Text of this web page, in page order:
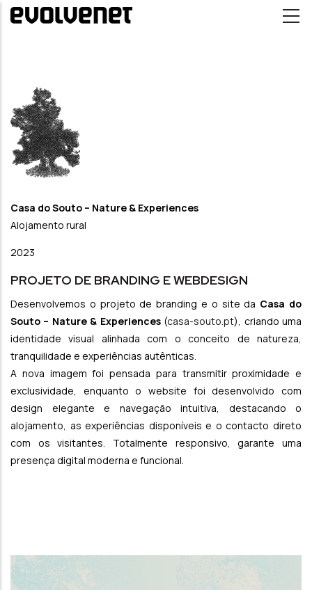
Passar para o conteúdo principal
Casa do Souto – Nature & Experiences
Alojamento rural
2023
PROJETO DE BRANDING E WEBDESIGN
Desenvolvemos o projeto de branding e o site da Casa do
Souto – Nature & Experiences(casa-souto.pt), criando uma
identidade visual alinhada com o conceito de natureza,
tranquilidade e experiências autênticas.
A nova imagem foi pensada para transmitir proximidade e
exclusividade, enquanto o website foi desenvolvido com
design elegante e navegação intuitiva, destacando o
alojamento, as experiências disponíveis e o contacto direto
com os visitantes. Totalmente responsivo, garante uma
presença digital moderna e funcional.